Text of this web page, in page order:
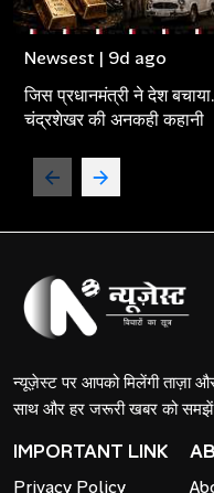
Newsest | 9d ago
जिस प्रधानमंत्री ने देश
चंद्रशेखर की अनकही कहानी
न्यूज़ेस्ट पर आपको मिलेंगी ताज़ा
साथ और हर जरूरी खबर को समझें
IMPORTANT LINK
Privacy Policy